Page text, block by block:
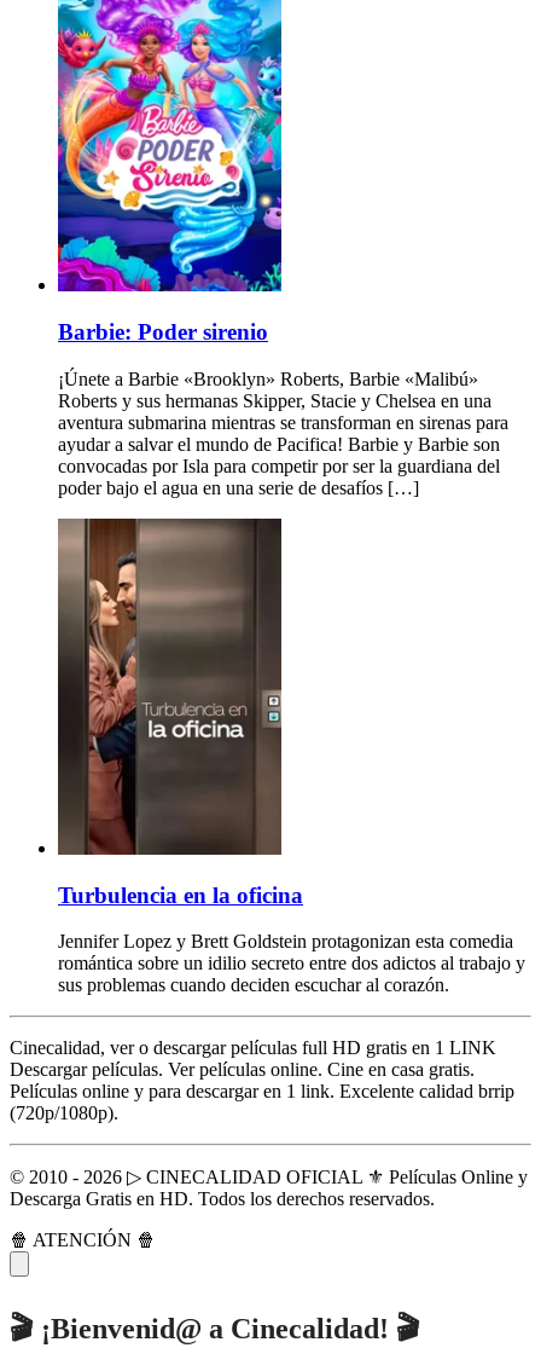
Barbie: Poder sirenio
¡Únete a Barbie «Brooklyn» Roberts, Barbie «Malibú»
Roberts y sus hermanas Skipper, Stacie y Chelsea en una
aventura submarina mientras se transforman en sirenas para
ayudar a salvar el mundo de Pacifica! Barbie y Barbie son
convocadas por Isla para competir por ser la guardiana del
poder bajo el agua en una serie de desafíos […]
Turbulencia en la oficina
Jennifer Lopez y Brett Goldstein protagonizan esta comedia
romántica sobre un idilio secreto entre dos adictos al trabajo y
sus problemas cuando deciden escuchar al corazón.
Cinecalidad, ver o descargar películas full HD gratis en 1 LINK
Descargar películas. Ver películas online. Cine en casa gratis.
Películas online y para descargar en 1 link. Excelente calidad brrip
(720p/1080p).
© 2010 - 2026 ▷ CINECALIDAD OFICIAL ⚜️ Películas Online y
Descarga Gratis en HD. Todos los derechos reservados.
🍿 ATENCIÓN 🍿
🎬 ¡Bienvenid@ a Cinecalidad! 🎬